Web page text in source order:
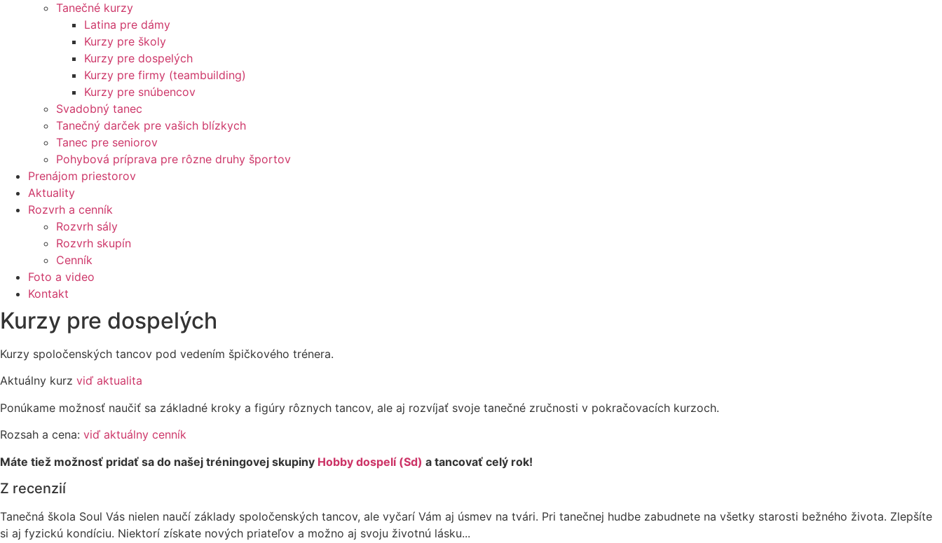
Tanečné kurzy
Latina pre dámy
Kurzy pre školy
Kurzy pre dospelých
Kurzy pre firmy (teambuilding)
Kurzy pre snúbencov
Svadobný tanec
Tanečný darček pre vašich blízkych
Tanec pre seniorov
Pohybová príprava pre rôzne druhy športov
Prenájom priestorov
Aktuality
Rozvrh a cenník
Rozvrh sály
Rozvrh skupín
Cenník
Foto a video
Kontakt
Kurzy pre dospelých
Kurzy spoločenských tancov pod vedením špičkového trénera.
Aktuálny kurz viď aktualita
Ponúkame možnosť naučiť sa základné kroky a figúry rôznych tancov, ale aj rozvíjať svoje tanečné zručnosti v pokračovacích kurzoch.
Rozsah a cena: viď aktuálny cenník
Máte tiež možnosť pridať sa do našej tréningovej skupiny Hobby dospelí (Sd) a tancovať celý rok!
Z recenzií
Tanečná škola Soul Vás nielen naučí základy spoločenských tancov, ale vyčarí Vám aj úsmev na tvári. Pri tanečnej hudbe zabudnete na všetky starosti bežného života. Zlepšíte
si aj fyzickú kondíciu. Niektorí získate nových priateľov a možno aj svoju životnú lásku...